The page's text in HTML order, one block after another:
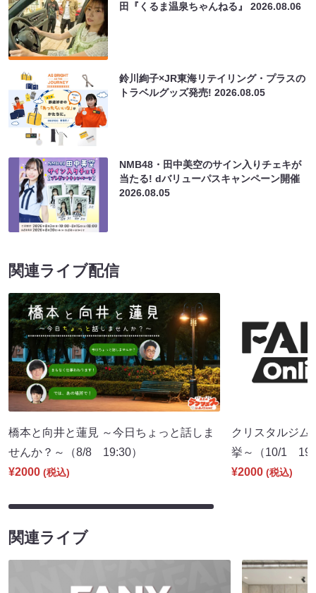
田『くるま温泉ちゃんねる』2026.08.06
鈴川絢子×JR東海リテイリング・プラスの
トラベルグッズ発売!2026.08.05
NMB48・田中美空のサイン入りチェキが
当たる! dバリューパスキャンペーン開催
2026.08.05
関連ライブ配信
橋本と向井と蓮見 ～今日ちょっと話しま
せんか？～（8/8 19:30）
¥2000 (税込)
クリスタルジム
挙～（10/1
¥2000 (税込)
関連ライブ